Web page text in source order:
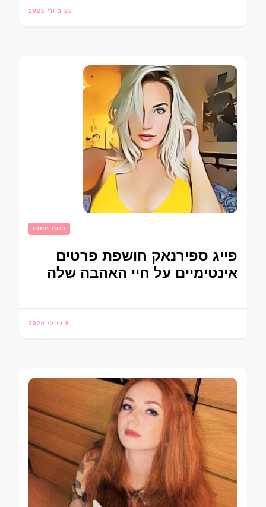
26 ביוני 2021
בנות חמות
פייג ספירנאק חושפת פרטים
אינטימיים על חיי האהבה שלה
9 ביולי 2020